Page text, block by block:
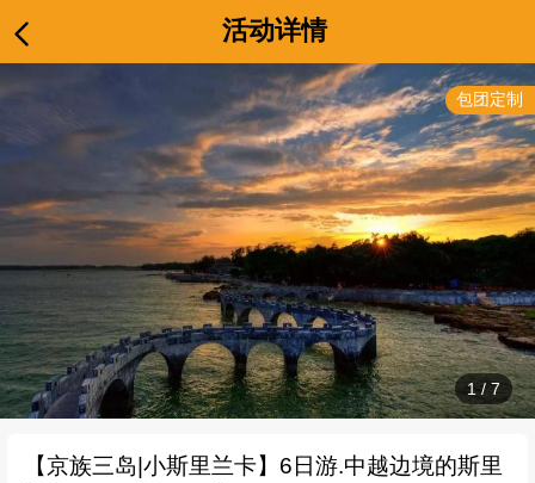
活动详情
1/7
【京族三岛|小斯里兰卡】6日游.中越边境的斯里
包团定制